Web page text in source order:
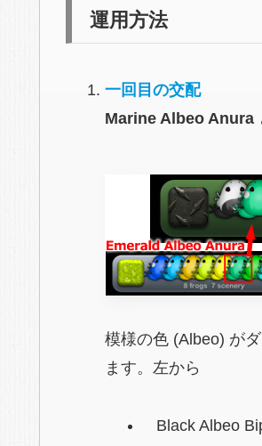
運用方法
一回目の交配
Marine Albeo Anura
模様の色 (Albeo) が
ます。左から
Black Albeo